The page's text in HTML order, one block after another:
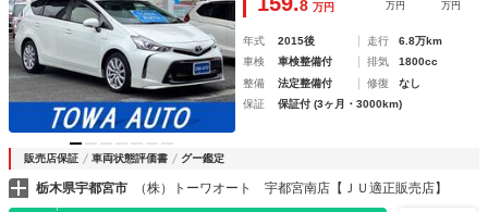
8 万円 万円 万円
年式 2015後 走行
6.8万km
車検
車検整備付 排気
1800cc
整備
法定整備付 修復
なし
保証
保証付 (3ヶ月・3000km)
販売店保証 車両状態評価書 グー鑑定
栃木県宇都宮市 （株）トーワオート 宇都宮南店【ＪＵ適正販売店】